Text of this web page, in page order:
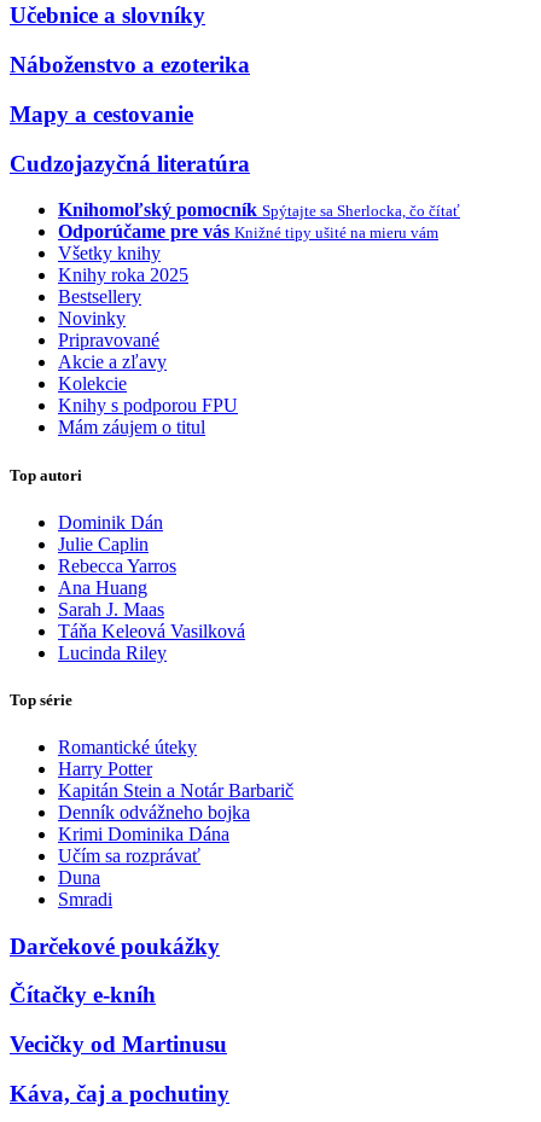
Učebnice a slovníky
Náboženstvo a ezoterika
Mapy a cestovanie
Cudzojazyčná literatúra
Knihomoľský pomocník Spýtajte sa Sherlocka, čo čítať
Odporúčame pre vás Knižné tipy ušité na mieru vám
Všetky knihy
Knihy roka 2025
Bestsellery
Novinky
Pripravované
Akcie a zľavy
Kolekcie
Knihy s podporou FPU
Mám záujem o titul
Top autori
Dominik Dán
Julie Caplin
Rebecca Yarros
Ana Huang
Sarah J. Maas
Táňa Keleová Vasilková
Lucinda Riley
Top série
Romantické úteky
Harry Potter
Kapitán Stein a Notár Barbarič
Denník odvážneho bojka
Krimi Dominika Dána
Učím sa rozprávať
Duna
Smradi
Darčekové poukážky
Čítačky e-kníh
Vecičky od Martinusu
Káva, čaj a pochutiny